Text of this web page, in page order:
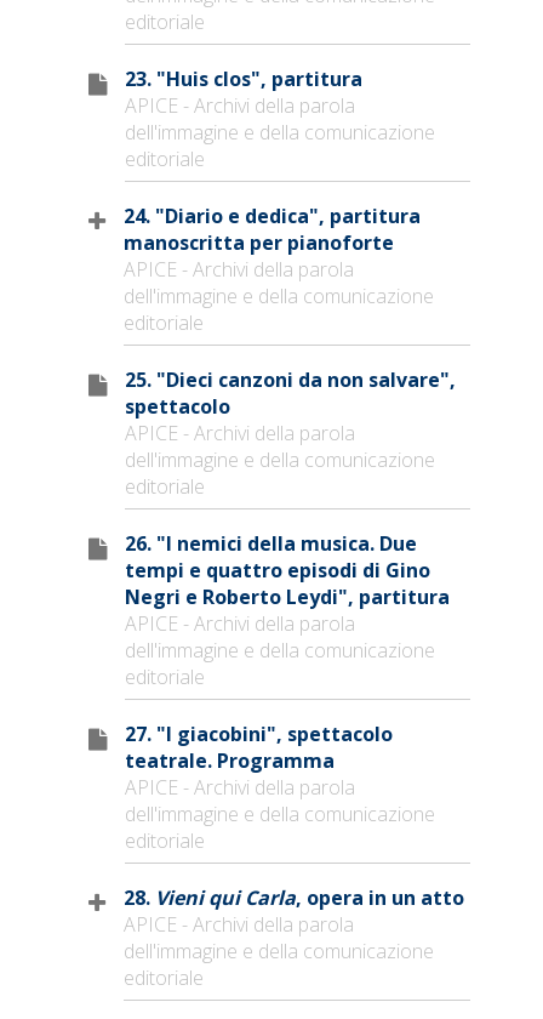
editoriale
23. "Huis clos", partitura
APICE - Archivi della parola
dell'immagine e della comunicazione
editoriale
24. "Diario e dedica", partitura
manoscritta per pianoforte
APICE - Archivi della parola
dell'immagine e della comunicazione
editoriale
25. "Dieci canzoni da non salvare",
spettacolo
APICE - Archivi della parola
dell'immagine e della comunicazione
editoriale
26. "I nemici della musica. Due
tempi e quattro episodi di Gino
Negri e Roberto Leydi", partitura
APICE - Archivi della parola
dell'immagine e della comunicazione
editoriale
27. "I giacobini", spettacolo
teatrale. Programma
APICE - Archivi della parola
dell'immagine e della comunicazione
editoriale
28. Vieni qui Carla, opera in un atto
APICE - Archivi della parola
dell'immagine e della comunicazione
editoriale